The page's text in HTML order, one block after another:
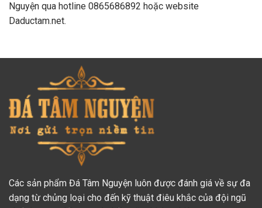
Nguyện qua hotline 0865686892 hoặc website
Daductam.net.
Các sản phẩm Đá Tâm Nguyện luôn được đánh giá về sự đa
dạng từ chủng loại cho đến kỹ thuật điêu khắc của đội ngũ